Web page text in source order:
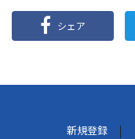
シェア
新規登録